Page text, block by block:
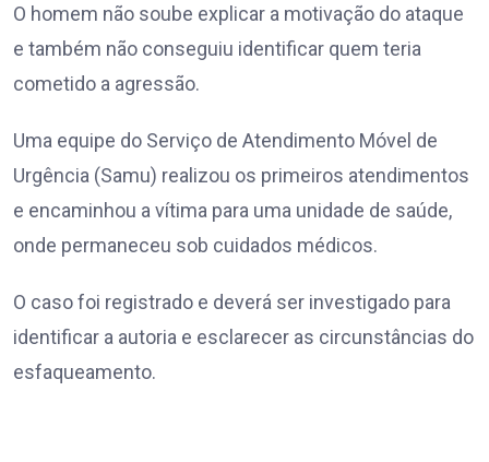
O homem não soube explicar a motivação do ataque
e também não conseguiu identificar quem teria
cometido a agressão.
Uma equipe do Serviço de Atendimento Móvel de
Urgência (Samu) realizou os primeiros atendimentos
e encaminhou a vítima para uma unidade de saúde,
onde permaneceu sob cuidados médicos.
O caso foi registrado e deverá ser investigado para
identificar a autoria e esclarecer as circunstâncias do
esfaqueamento.